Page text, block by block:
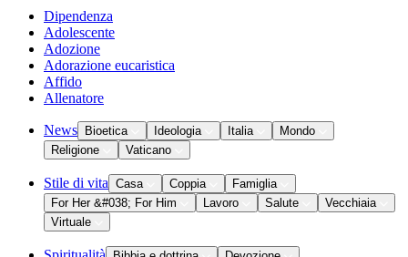
Dipendenza
Adolescente
Adozione
Adorazione eucaristica
Affido
Allenatore
News Bioetica Ideologia Italia
Mondo
Religione
Vaticano
Stile di vita Casa Coppia
Famiglia
For Her &#038; For Him
Lavoro Salute
Vecchiaia
Virtuale